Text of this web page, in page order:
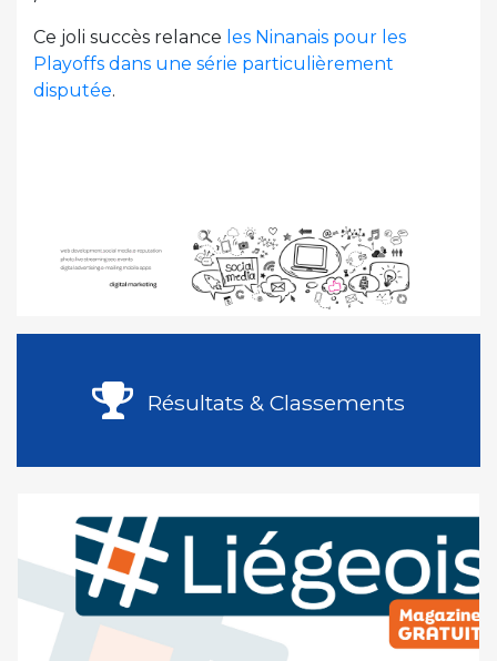
Ce joli succès relance les Ninanais pour les
Playoffs dans une série particulièrement
disputée.
Résultats & Classements